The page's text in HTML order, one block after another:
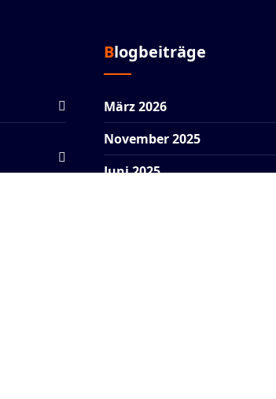
Blogbeiträge
März 2026
November 2025
Juni 2025